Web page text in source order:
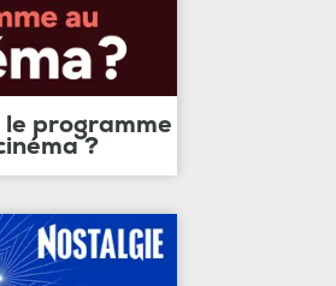
le programme
?